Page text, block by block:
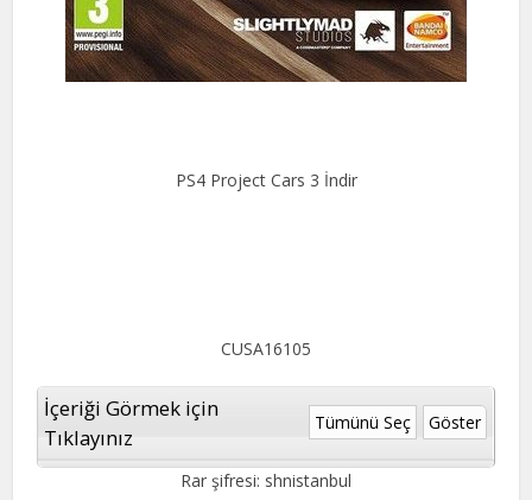
PS4 Project Cars 3 İndir
CUSA16105
İçeriği Görmek için
Tıklayınız
Tümünü Seç Göster
Rar şifresi: shnistanbul